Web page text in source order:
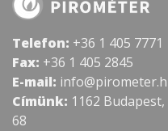
Telefon: +36 1 405 7771
Fax: +36 1 405 2845
E-mail:
Címünk: 1162
68